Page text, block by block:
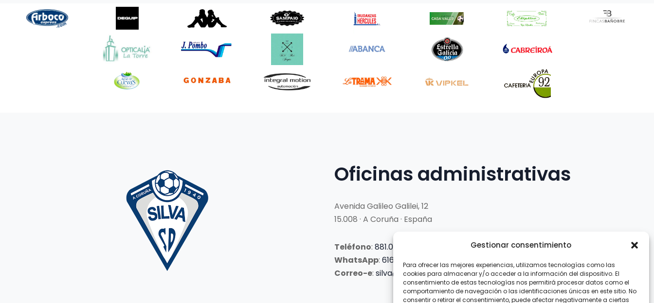
Gestionar consentimiento
Para ofrecer las mejores experiencias, utilizamos tecnologías como las
cookies para almacenar y/o acceder a la información del dispositivo. El
consentimiento de estas tecnologías nos permitirá procesar datos como el
comportamiento de navegación o las identificaciones únicas en este sitio. No
consentir o retirar el consentimiento, puede afectar negativamente a ciertas
Oficinas administrativas
Avenida Galileo Galilei, 12
15.008 · A Coruña · España
Teléfono: 881.069.303
WhatsApp: 616.897.466
Correo-e: silva@clubsilva.com